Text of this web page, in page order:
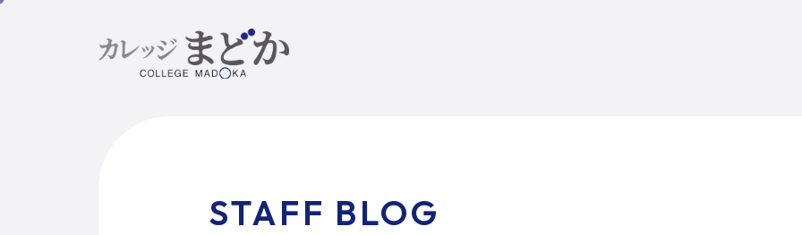
STAFF BLOG